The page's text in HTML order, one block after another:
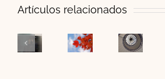
Artículos relacionados